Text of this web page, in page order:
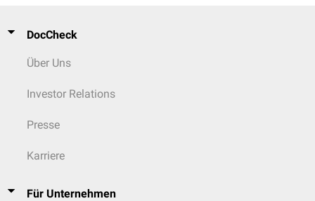
DocCheck
Über Uns
Investor Relations
Presse
Karriere
Für Unternehmen